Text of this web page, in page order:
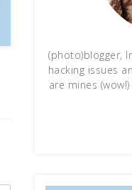
(photo)blogger,
hacking issues
are mines